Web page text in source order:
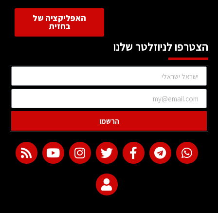
האפליקציה של
בחזית
הצטרפו לניוזלטר שלנו
הרשמו